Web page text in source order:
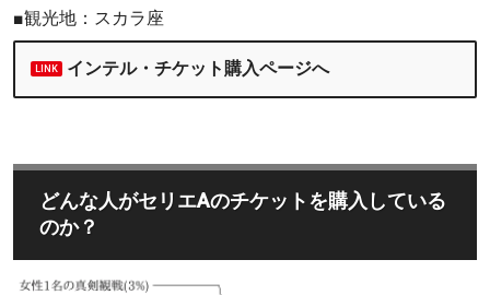
■観光地：スカラ座
インテル・チケット購入ページへ
どんな人がセリエAのチケットを購入している
のか？